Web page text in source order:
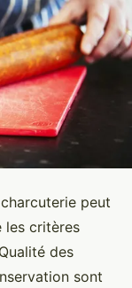
peut
les critères
des
sont